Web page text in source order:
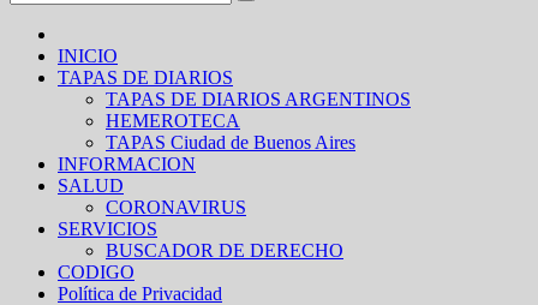
INICIO
TAPAS DE DIARIOS
TAPAS DE DIARIOS ARGENTINOS
HEMEROTECA
TAPAS Ciudad de Buenos Aires
INFORMACION
SALUD
CORONAVIRUS
SERVICIOS
BUSCADOR DE DERECHO
CODIGO
Política de Privacidad